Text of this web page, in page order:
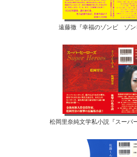
遠藤徹『幸福のゾンビ ゾン
松岡里奈純文学私小説『スーパ